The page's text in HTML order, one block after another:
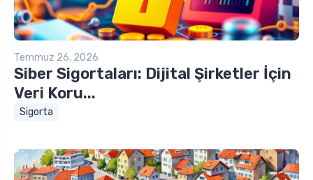
Temmuz 26, 2026
Siber Sigortaları: Dijital Şirketler İçin
Veri Koru...
Sigorta